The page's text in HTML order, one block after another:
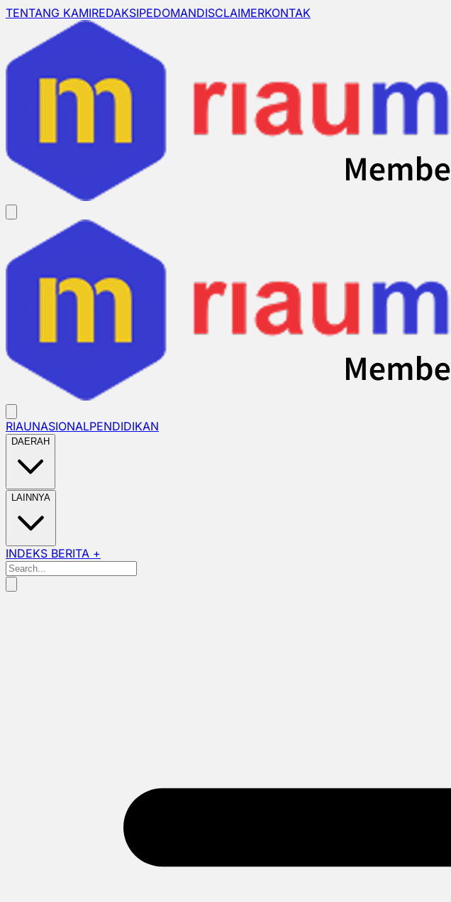
TENTANG KAMIREDAKSIPEDOMANDISCLAIMERKONTAK
RIAUNASIONALPENDIDIKAN
DAERAH
LAINNYA
INDEKS BERITA +